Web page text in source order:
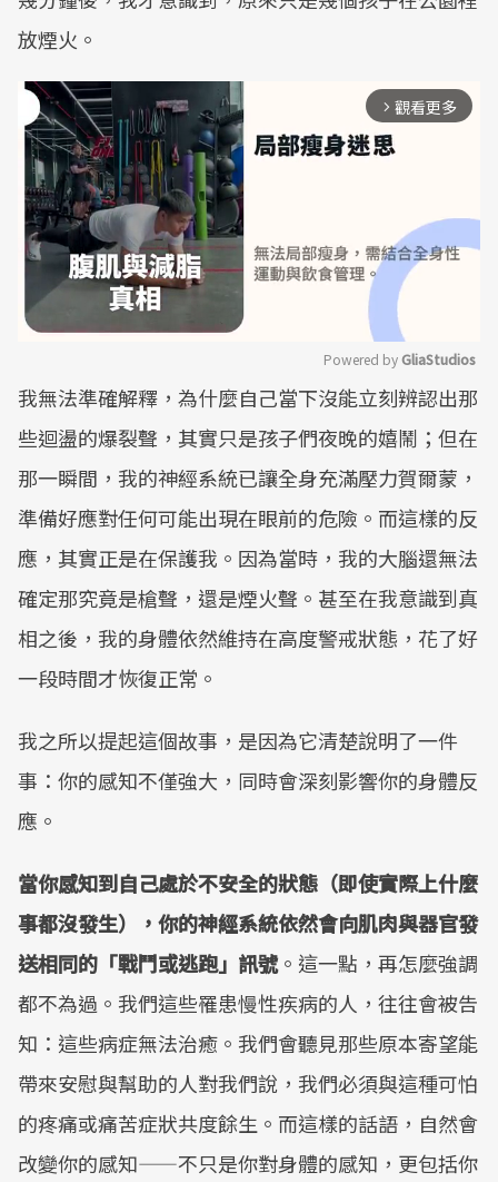
放煙火。
arrow_forward_ios 觀看更多
Mute
Powered by GliaStudios
我無法準確解釋，為什麼自己當下沒能立刻辨認出那
些迴盪的爆裂聲，其實只是孩子們夜晚的嬉鬧；但在
那一瞬間，我的神經系統已讓全身充滿壓力賀爾蒙，
準備好應對任何可能出現在眼前的危險。而這樣的反
應，其實正是在保護我。因為當時，我的大腦還無法
確定那究竟是槍聲，還是煙火聲。甚至在我意識到真
相之後，我的身體依然維持在高度警戒狀態，花了好
一段時間才恢復正常。
我之所以提起這個故事，是因為它清楚說明了一件
事：你的感知不僅強大，同時會深刻影響你的身體反
應。
當你感知到自己處於不安全的狀態（即使實際上什麼
事都沒發生），你的神經系統依然會向肌肉與器官發
送相同的「戰鬥或逃跑」訊號。這一點，再怎麼強調
都不為過。我們這些罹患慢性疾病的人，往往會被告
知：這些病症無法治癒。我們會聽見那些原本寄望能
帶來安慰與幫助的人對我們說，我們必須與這種可怕
的疼痛或痛苦症狀共度餘生。而這樣的話語，自然會
改變你的感知——不只是你對身體的感知，更包括你